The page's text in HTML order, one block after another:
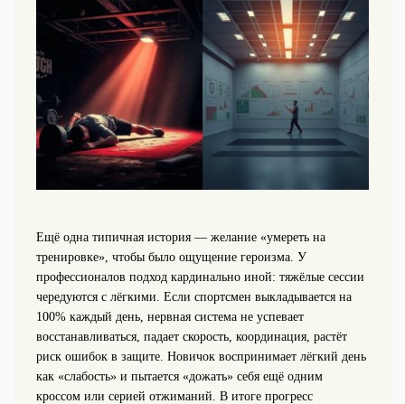
Ещё одна типичная история — желание «умереть на
тренировке», чтобы было ощущение героизма. У
профессионалов подход кардинально иной: тяжёлые сессии
чередуются с лёгкими. Если спортсмен выкладывается на
100% каждый день, нервная система не успевает
восстанавливаться, падает скорость, координация, растёт
риск ошибок в защите. Новичок воспринимает лёгкий день
как «слабость» и пытается «дожать» себя ещё одним
кроссом или серией отжиманий. В итоге прогресс